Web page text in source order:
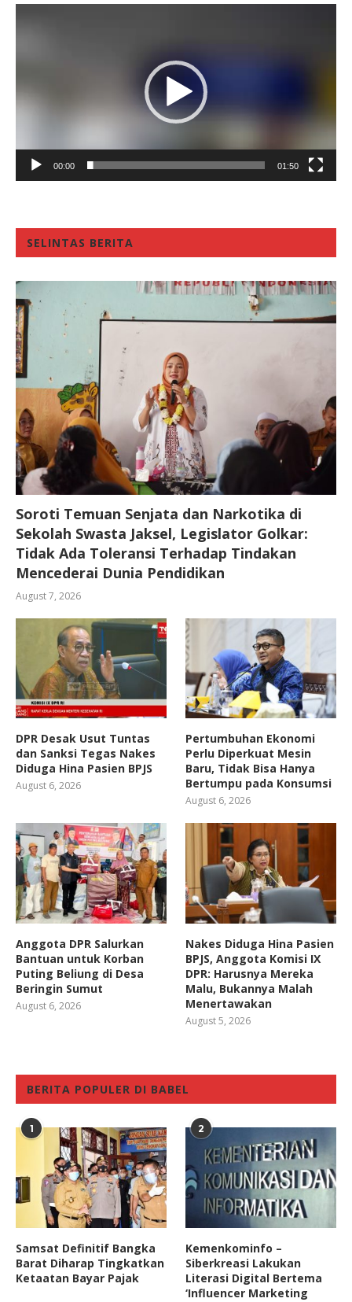
00:00 01:50
SELINTAS BERITA
Soroti Temuan Senjata dan Narkotika di
Sekolah Swasta Jaksel, Legislator Golkar:
Tidak Ada Toleransi Terhadap Tindakan
Mencederai Dunia Pendidikan
August 7, 2026
DPR Desak Usut Tuntas
dan Sanksi Tegas Nakes
Diduga Hina Pasien BPJS
August 6, 2026
Pertumbuhan Ekonomi
Perlu Diperkuat Mesin
Baru, Tidak Bisa Hanya
Bertumpu pada Konsumsi
August 6, 2026
Anggota DPR Salurkan
Bantuan untuk Korban
Puting Beliung di Desa
Beringin Sumut
August 6, 2026
Nakes Diduga Hina Pasien
BPJS, Anggota Komisi IX
DPR: Harusnya Mereka
Malu, Bukannya Malah
Menertawakan
August 5, 2026
BERITA POPULER DI BABEL
1
Samsat Definitif Bangka
Barat Diharap Tingkatkan
Ketaatan Bayar Pajak
2
Kemenkominfo –
Siberkreasi Lakukan
Literasi Digital Bertema
‘Influencer Marketing